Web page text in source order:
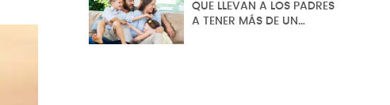
QUE LLEVAN A LOS PADRES
A TENER MÁS DE UN…